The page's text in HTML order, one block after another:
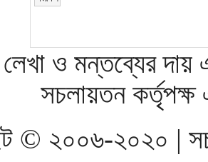
ও মন্তব্যের দায়
সচলায়তন
© ২০০৬-২০২০ |